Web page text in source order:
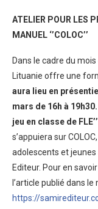
ATELIER POUR LES
MANUEL ‘’COLOC’’
Dans le cadre du
Lituanie offre une
aura lieu en présentiel
mars de 16h à 19h30.
jeu en classe de FLE’’
s’appuiera sur
adolescents et jeunes
Editeur. Pour en
l’article publié dans le
https://